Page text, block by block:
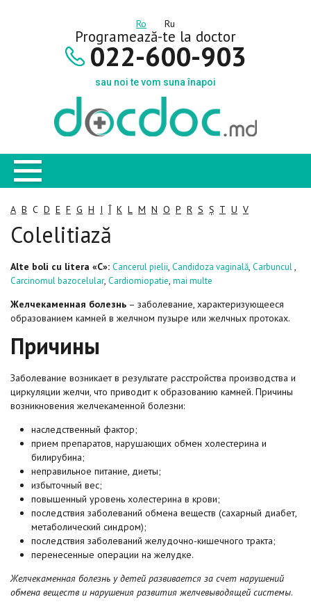
Ro Ru
Programează-te la doctor
022-600-903
sau noi te vom suna înapoi
A B C D E F G H I Î K L M N O P R S Ș T U V
Colelitiază
Alte boli cu litera «C»: Cancerul pielii, Candidoza vaginală, Carbuncul,
Carcinomul bazocelular, Cardiomiopatie, mai multe
Желчекаменная болезнь – заболевание, характеризующееся
образованием камней в желчном пузыре или желчных протоках.
Причины
Заболевание возникает в результате расстройства производства и
циркуляции желчи, что приводит к образованию камней. Причины
возникновения желчекаменной болезни:
наследственный фактор;
прием препаратов, нарушающих обмен холестерина и
билирубина;
неправильное питание, диеты;
избыточный вес;
повышенный уровень холестерина в крови;
последствия заболеваний обмена веществ (сахарный диабет,
метаболический синдром);
последствия заболеваний желудочно-кишечного тракта;
перенесенные операции на желудке.
Желчекаменная болезнь у детей развивается за счет нарушений
обмена веществ и нарушения развития желчевыводящей системы.